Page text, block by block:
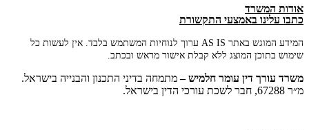
אודות המשרד
כתבו עלינו באמצעי התקשורת
המידע המוגש באתר AS IS ערוך לנוחיות המשתמש בלבד. אין לעשות כל
שימוש בתוכן המוצג ללא קבלת אישור מראש ובכתב.
משרד עורך דין עומר חלמיש –מתמחה בדיני התכנון והבנייה בישראל.
מ״ר 67288, חבר לשכת עורכי הדין בישראל.